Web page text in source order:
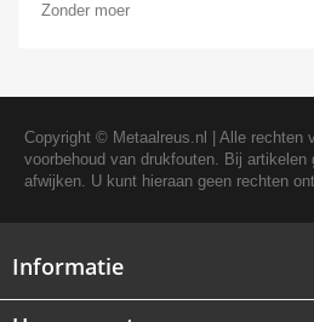
Zonder moer
Copyright © Metaalreus.nl
| Alle rechten
voorbehoud van drukfouten. Bij
afwijken. U kunt hieraan geen rechten
Informatie